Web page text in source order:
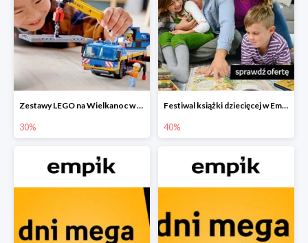
Zestawy LEGO na Wielkanoc w Empiku do -30%
30%
Festiwal książki dziecięcej w Empiku do -40%
40%